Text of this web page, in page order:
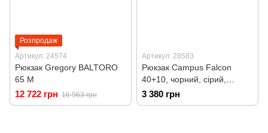
Розпродаж
Артикул: 24574
Рюкзак Gregory BALTORO
65 M
12 722 грн 16 963 грн
Артикул: 28583
Рюкзак Campus Falcon
40+10, чорний, сірий,
40+10, А000011600
3 380 грн